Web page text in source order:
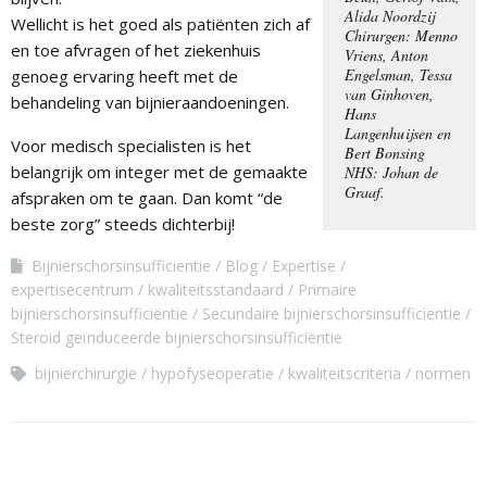
Alida Noordzij
Chirurgen: Menno
Vriens, Anton
Engelsman, Tessa
van Ginhoven,
Hans
Langenhuijsen en
Bert Bonsing
NHS: Johan de
Graaf.
Wellicht is het goed als patiënten zich af
en toe afvragen of het ziekenhuis
genoeg ervaring heeft met de
behandeling van bijnieraandoeningen.
Voor medisch specialisten is het
belangrijk om integer met de gemaakte
afspraken om te gaan. Dan komt “de
beste zorg” steeds dichterbij!
Bijnierschorsinsufficientie Blog
Expertise
expertisecentrum
kwaliteitsstandaard
Primaire
bijnierschorsinsufficiëntie
Secundaire bijnierschorsinsufficiëntie
Steroid geïnduceerde bijnierschorsinsufficiëntie
bijnierchirurgie
hypofyseoperatie kwaliteitscriteria normen